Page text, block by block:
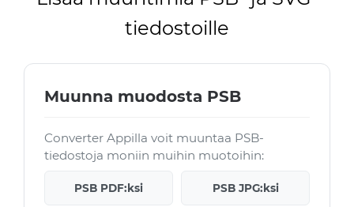
tiedostoille
Muunna muodosta PSB
Converter Appilla voit muuntaa PSB-
tiedostoja moniin muihin muotoihin:
PSB PDF:ksi PSB JPG:ksi